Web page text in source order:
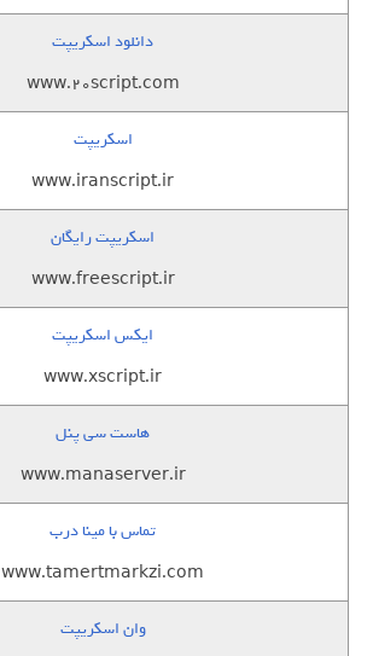
دانلود اسکریپت
www.20script.com
اسکریپت
www.iranscript.ir
اسکریپت رایگان
www.freescript.ir
ایکس اسکریپت
www.xscript.ir
هاست سی پنل
www.manaserver.ir
تماس با مینا درب
www.tamertmarkzi.com
وان اسکریپت